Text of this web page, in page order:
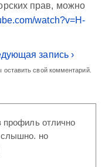
прав, можно
watch?v=H-
запись ›
оставить свой комментарий.
профиль отлично
слышно. но